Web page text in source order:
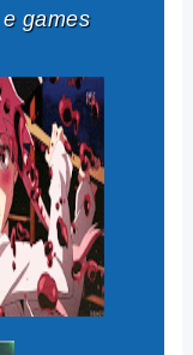
games